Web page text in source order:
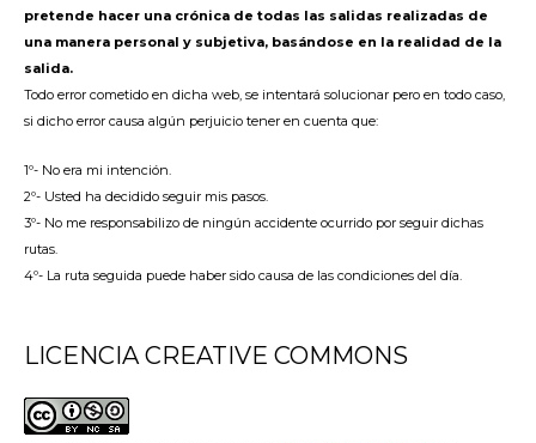
pretende hacer una crónica de todas las salidas realizadas de
una manera personal y subjetiva, basándose en la realidad de la
salida.
Todo error cometido en dicha web, se intentará solucionar pero en todo caso,
si dicho error causa algún perjuicio tener en cuenta que:
1º- No era mi intención.
2º- Usted ha decidido seguir mis pasos.
3º- No me responsabilizo de ningún accidente ocurrido por seguir dichas
rutas.
4º- La ruta seguida puede haber sido causa de las condiciones del día.
LICENCIA CREATIVE COMMONS